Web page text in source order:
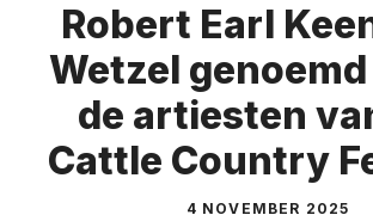
Robert Earl
Wetzel
de artiesten
Cattle Country
4 NOVEMBER 2025